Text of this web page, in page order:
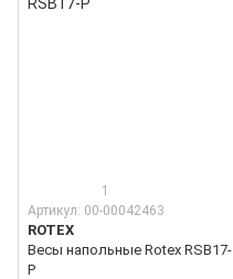
1
Артикул: 00-00042463
ROTEX
Весы напольные Rotex RSB17-
P